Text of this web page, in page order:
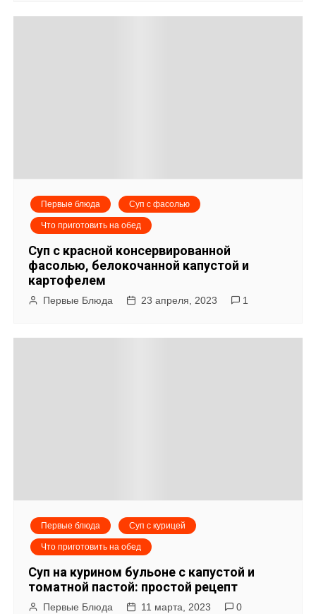
Первые блюда Суп с фасолью
Что приготовить на обед
Суп с красной консервированной
фасолью, белокочанной капустой и
картофелем
Первые Блюда 23 апреля, 2023 1
Первые блюда Суп с курицей
Что приготовить на обед
Суп на курином бульоне с капустой и
томатной пастой: простой рецепт
Первые Блюда 11 марта, 2023 0